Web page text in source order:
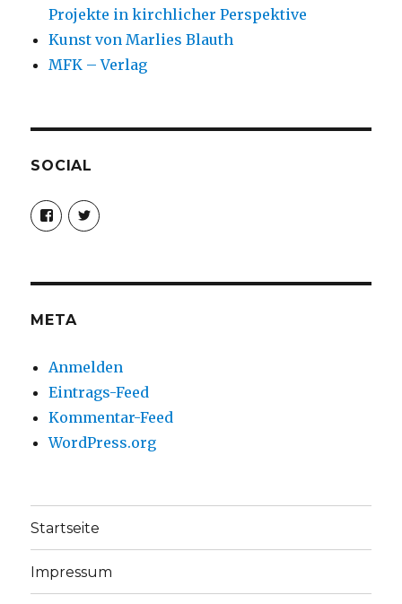
Projekte in kirchlicher Perspektive
Kunst von Marlies Blauth
MFK – Verlag
SOCIAL
Profil
von
christoph.fleischer1
anzeigen
Profil
von
anzeigen
META
Anmelden
Eintrags-Feed
Kommentar-Feed
WordPress.org
Startseite
Impressum